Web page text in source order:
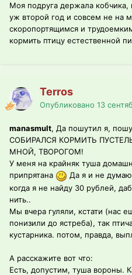
Моя подруга держала кобчика,
уж второй год и совсем не на
скоропортящимся и
кормить птицу естественной
Terros
Опубликовано 13
manasmult, Да пошутил я,
СОБИРАЛСЯ КОРМИТЬ
МНОЙ, ТВОРОГОМ!
У меня на крайняк туша
припрятана
Да я и не
когда я не найду 30 рублей,
нить..
Мы вчера гуляли, кстати (нас
понизили до ястреба), так
кустарника. потом, правда,
А расскажите вот что:
Есть, допустим, туша вороны.